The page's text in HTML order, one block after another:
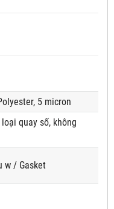
5 micron
quay số, không
w / Gasket